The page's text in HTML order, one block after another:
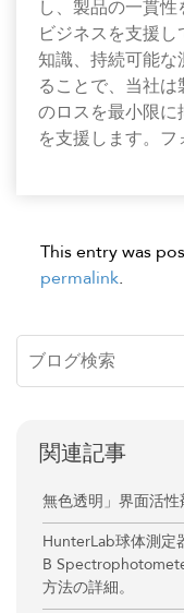
し、製品の一貫
ビジネスを支援
知識、持続可能
ることで、当社
のロスを最小限
を支援します。フ
This entry was
permalink.
関連記事
無色透明」界面活性
HunterLab球体測定
B
方法の詳細。